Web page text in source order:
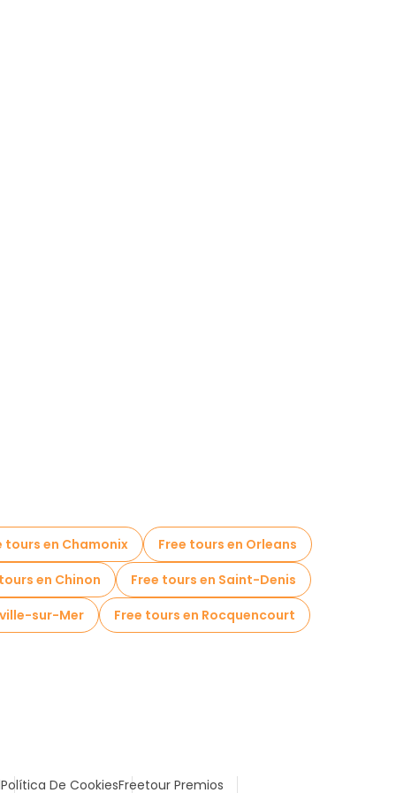
tours en Chamonix
Free tours en Orleans
en Chinon
Free tours en Saint-Denis
sur-Mer
Free tours en Rocquencourt
Política De CookiesFreetour Premios